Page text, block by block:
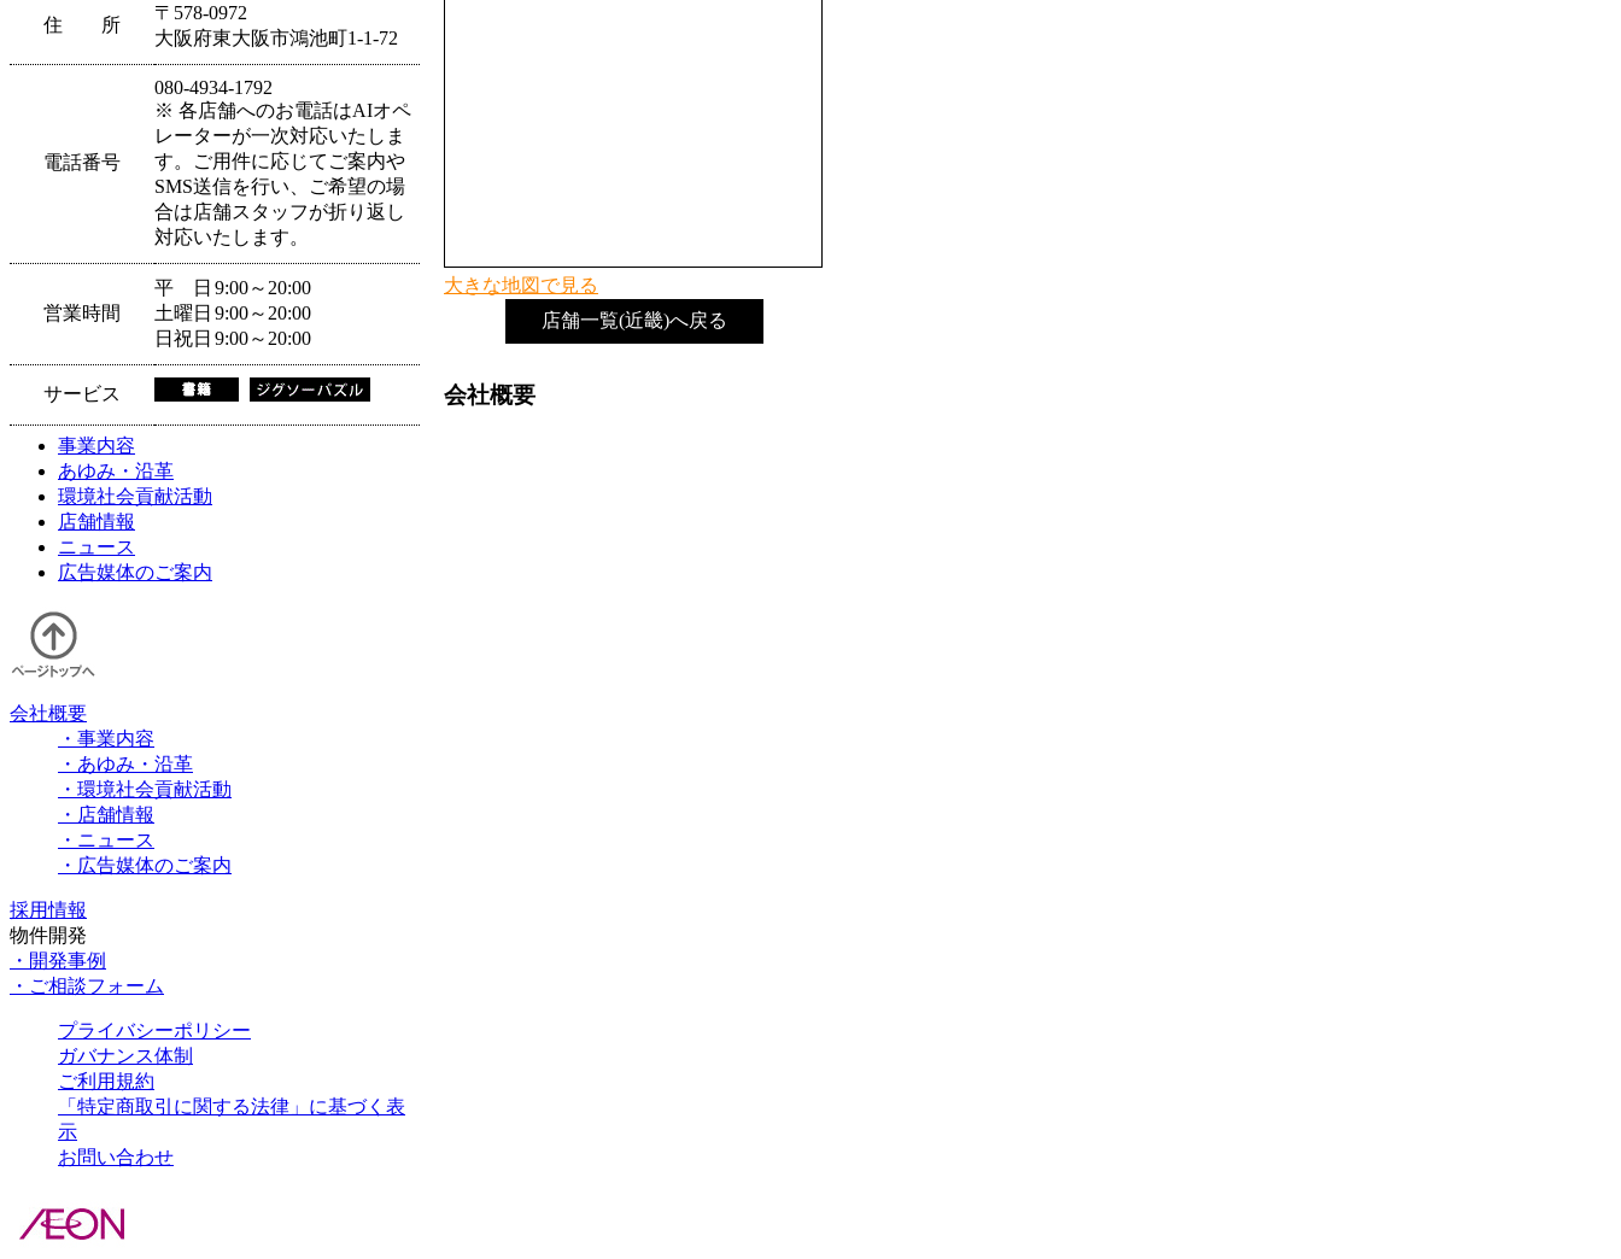
住 所
〒578-0972
大阪府東大阪市鴻池町1-1-72
電話番号
080-4934-1792
※ 各店舗へのお電話はAIオペ
レーターが一次対応いたしま
す。ご用件に応じてご案内や
SMS送信を行い、ご希望の場
合は店舗スタッフが折り返し
対応いたします。
営業時間
平 日 9:00～20:00
土曜日 9:00～20:00
日祝日 9:00～20:00
サービス
大きな地図で見る
店舗一覧(近畿)へ戻る
会社概要
事業内容
あゆみ・沿革
環境社会貢献活動
店舗情報
ニュース
広告媒体のご案内
会社概要
・事業内容
・あゆみ・沿革
・環境社会貢献活動
・店舗情報
・ニュース
・広告媒体のご案内
採用情報
物件開発
・開発事例
・ご相談フォーム
プライバシーポリシー
ガバナンス体制
ご利用規約
「特定商取引に関する法律」に基づく表
示
お問い合わせ